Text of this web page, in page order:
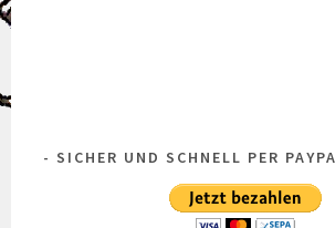
SICHER UND SCHNELL PER